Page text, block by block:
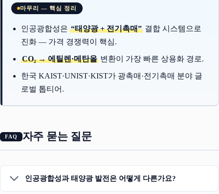
마무리 — 핵심 정리
인공광합성은 “태양광 + 전기촉매” 결합 시스템으로
진화 — 가격 경쟁력이 핵심.
CO₂ → 에틸렌·메탄올 변환이 가장 빠른 상용화 경로.
한국 KAIST·UNIST·KIST가 광촉매·전기촉매 분야 글
로벌 톱티어.
자주 묻는 질문
인공광합성과 태양광 발전은 어떻게 다른가요?